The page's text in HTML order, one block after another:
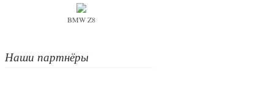
BMW Z8
Наши партнёры